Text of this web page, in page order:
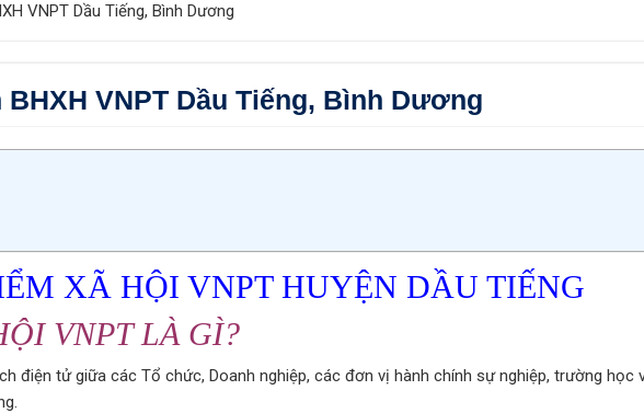
VNPT Dầu Tiếng, Bình Dương
VNPT Dầu Tiếng, Bình Dương
XÃ HỘI VNPT HUYỆN DẦU TIẾNG
VNPT LÀ GÌ?
điện tử giữa các Tổ chức, Doanh nghiệp, các đơn vị hành chính sự nghiệp, trường học